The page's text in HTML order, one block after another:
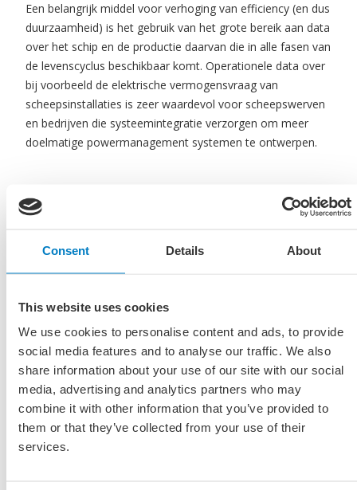
Consent Details About
This website uses cookies
We use cookies to personalise content and ads, to provide
social media features and to analyse our traffic. We also
share information about your use of our site with our social
media, advertising and analytics partners who may
combine it with other information that you’ve provided to
them or that they’ve collected from your use of their
services.
Een belangrijk middel voor verhoging van efficiency (en dus
duurzaamheid) is het gebruik van het grote bereik aan data
over het schip en de productie daarvan die in alle fasen van
de levenscyclus beschikbaar komt. Operationele data over
bij voorbeeld de elektrische vermogensvraag van
scheepsinstallaties is zeer waardevol voor scheepswerven
en bedrijven die systeemintegratie verzorgen om meer
doelmatige powermanagement systemen te ontwerpen.
Binnen de grenzen van bedrijven en organisaties wordt
data al wel gebruikt om processen te verbeteren, maar
als het directe belang van de leverancier van de data
evident is. Kansen om gebruik te maken van de grote
bruikbare informatie worden nog te weinig benut. Juist
door snelle ontwikkelingen op dit onderwerp in
concurrerende buitenlandse clusters op het onderwerp
“data driven design & production” is het nu van belang
samen te werken aan uitwisseling van data op een manier
die alle betrokken partijen verder helpt.
Er ontbreekt een raamwerk voor delen van data in de